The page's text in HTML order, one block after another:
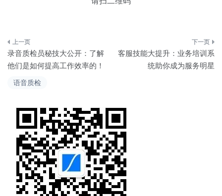
语音质检
文
章
导
录音质检员秘技大公开：了解
他们是如何提高工作效率的！
客服技能大提升：业务培训系
统助你成为服务明星